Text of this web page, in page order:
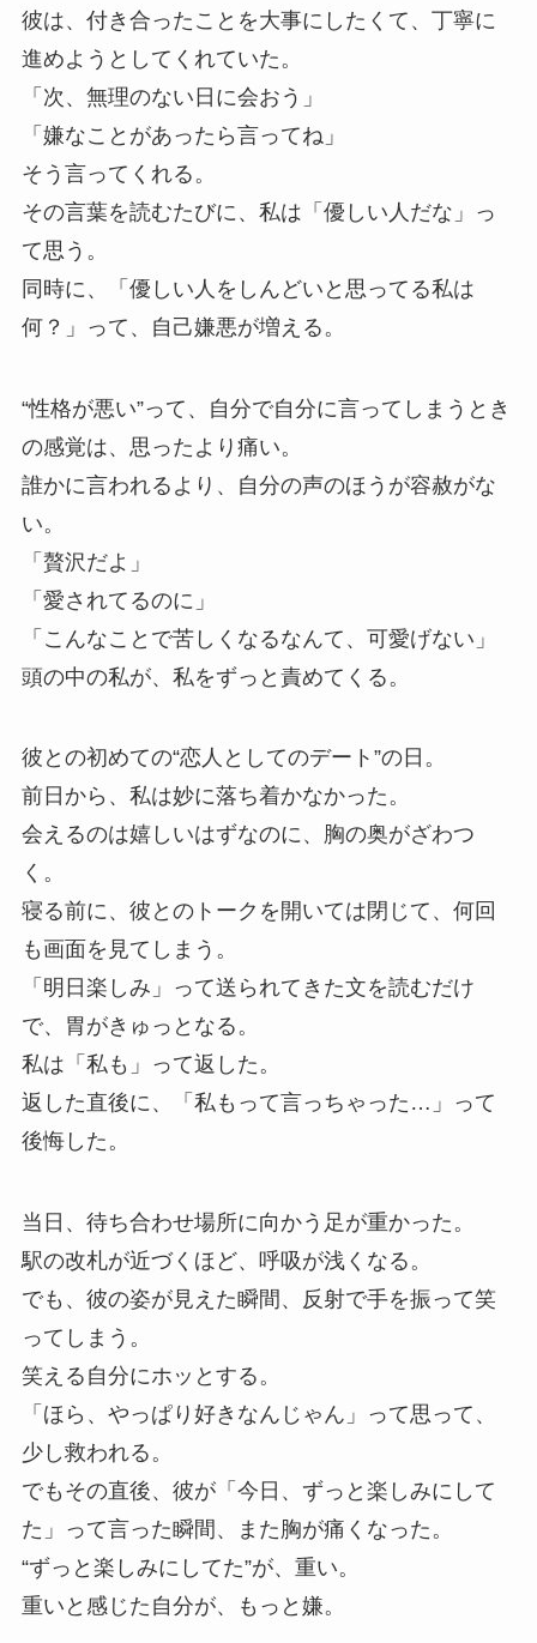
彼は、付き合ったことを大事にしたくて、丁寧に
進めようとしてくれていた。
「次、無理のない日に会おう」
「嫌なことがあったら言ってね」
そう言ってくれる。
その言葉を読むたびに、私は「優しい人だな」っ
て思う。
同時に、「優しい人をしんどいと思ってる私は
何？」って、自己嫌悪が増える。
“性格が悪い”って、自分で自分に言ってしまうとき
の感覚は、思ったより痛い。
誰かに言われるより、自分の声のほうが容赦がな
い。
「贅沢だよ」
「愛されてるのに」
「こんなことで苦しくなるなんて、可愛げない」
頭の中の私が、私をずっと責めてくる。
彼との初めての“恋人としてのデート”の日。
前日から、私は妙に落ち着かなかった。
会えるのは嬉しいはずなのに、胸の奥がざわつ
く。
寝る前に、彼とのトークを開いては閉じて、何回
も画面を見てしまう。
「明日楽しみ」って送られてきた文を読むだけ
で、胃がきゅっとなる。
私は「私も」って返した。
返した直後に、「私もって言っちゃった…」って
後悔した。
当日、待ち合わせ場所に向かう足が重かった。
駅の改札が近づくほど、呼吸が浅くなる。
でも、彼の姿が見えた瞬間、反射で手を振って笑
ってしまう。
笑える自分にホッとする。
「ほら、やっぱり好きなんじゃん」って思って、
少し救われる。
でもその直後、彼が「今日、ずっと楽しみにして
た」って言った瞬間、また胸が痛くなった。
“ずっと楽しみにしてた”が、重い。
重いと感じた自分が、もっと嫌。